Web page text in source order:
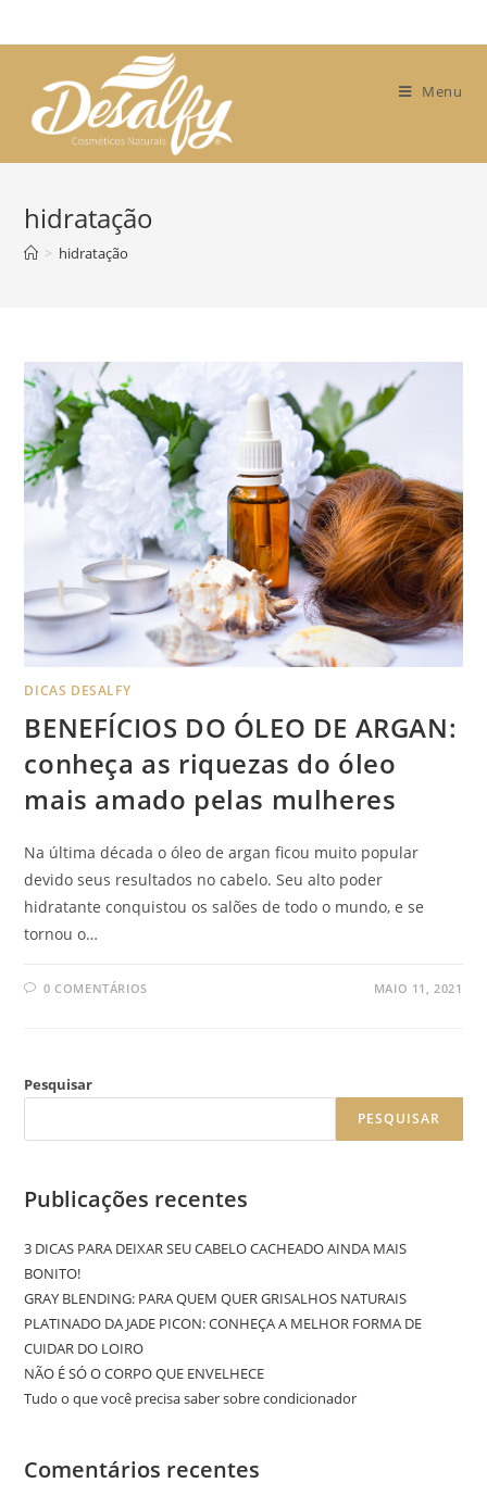
to
Menu
hidratação
> hidratação
DICAS DESALFY
BENEFÍCIOS DO ÓLEO DE ARGAN:
conheça as riquezas do óleo
mais amado pelas mulheres
Na última década o óleo de argan ficou muito popular
devido seus resultados no cabelo. Seu alto poder
hidratante conquistou os salões de todo o mundo, e se
tornou o…
0 COMENTÁRIOS MAIO 11, 2021
Pesquisar
PESQUISAR
Publicações recentes
3 DICAS PARA DEIXAR SEU CABELO CACHEADO AINDA MAIS
BONITO!
GRAY BLENDING: PARA QUEM QUER GRISALHOS NATURAIS
PLATINADO DA JADE PICON: CONHEÇA A MELHOR FORMA DE
CUIDAR DO LOIRO
NÃO É SÓ O CORPO QUE ENVELHECE
Tudo o que você precisa saber sobre condicionador
Comentários recentes